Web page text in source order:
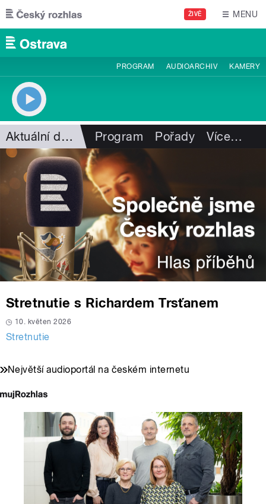
Přejít k hlavnímu obsahu
ŽIVĚ MENU
PROGRAM AUDIOARCHIV KAMERY
Aktuální dění Program Pořady Více…
Stretnutie s Richardem Trsťanem
10. květen 2026
Stretnutie
Největší audioportál na českém internetu